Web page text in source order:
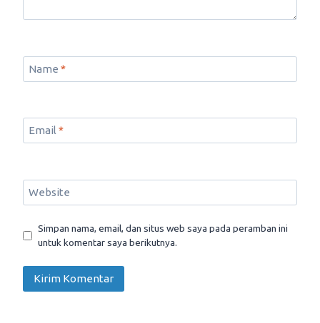
Name *
Email *
Website
Simpan nama, email, dan situs web saya pada peramban ini
untuk komentar saya berikutnya.